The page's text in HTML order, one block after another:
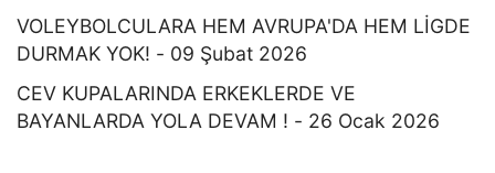
VOLEYBOLCULARA HEM AVRUPA'DA HEM LİGDE
DURMAK YOK! - 09 Şubat 2026
CEV KUPALARINDA ERKEKLERDE VE
BAYANLARDA YOLA DEVAM ! - 26 Ocak 2026